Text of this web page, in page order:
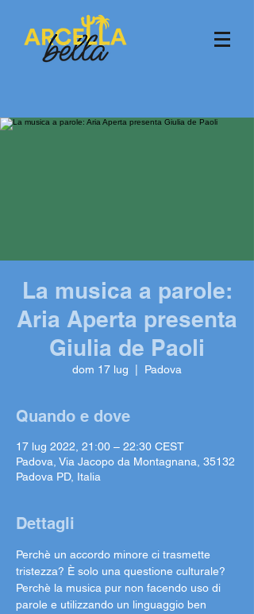
La musica a parole:
Aria Aperta presenta
Giulia de Paoli
dom 17 lug Padova
Quando e dove
17 lug 2022, 21:00 – 22:30 CEST
Padova, Via Jacopo da Montagnana, 35132
Padova PD, Italia
Dettagli
Perchè un accordo minore ci trasmette
tristezza? È solo una questione culturale?
Perchè la musica pur non facendo uso di
parole e utilizzando un linguaggio ben